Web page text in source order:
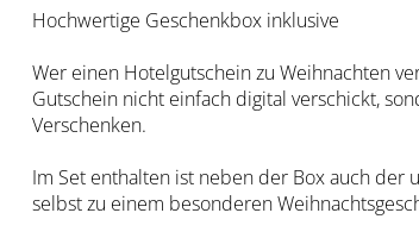
Hochwertige Geschenkbox inklusive
Wer einen Hotelgutschein zu Weihnachten
Gutschein nicht einfach digital verschickt,
Verschenken.
Im Set enthalten ist neben der Box auch
selbst zu einem besonderen